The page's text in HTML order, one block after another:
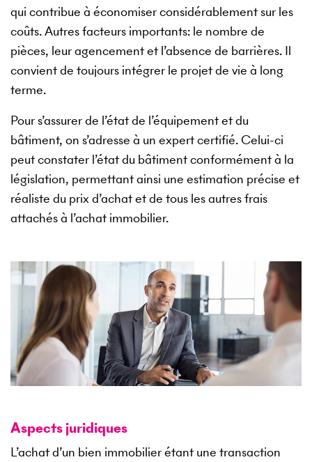
qui contribue à économiser considérablement sur les
coûts. Autres facteurs importants: le nombre de
pièces, leur agencement et l’absence de barrières. Il
convient de toujours intégrer le projet de vie à long
terme.
Pour s’assurer de l’état de l’équipement et du
bâtiment, on s’adresse à un expert certifié. Celui-ci
peut constater l’état du bâtiment conformément à la
législation, permettant ainsi une estimation précise et
réaliste du prix d’achat et de tous les autres frais
attachés à l’achat immobilier.
Aspects juridiques
L’achat d’un bien immobilier étant une transaction